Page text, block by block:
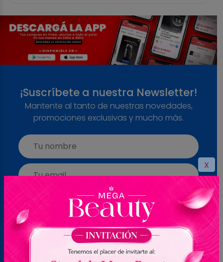
X
¡Suscríbete a nuestra Newsletter!
Mantente al tanto de nuestras novedades,
promociones exclusivas y mucho más.